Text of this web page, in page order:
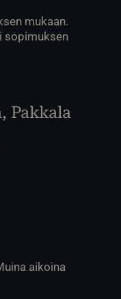
mukaan.
sopimuksen
Pakkala
aikoina